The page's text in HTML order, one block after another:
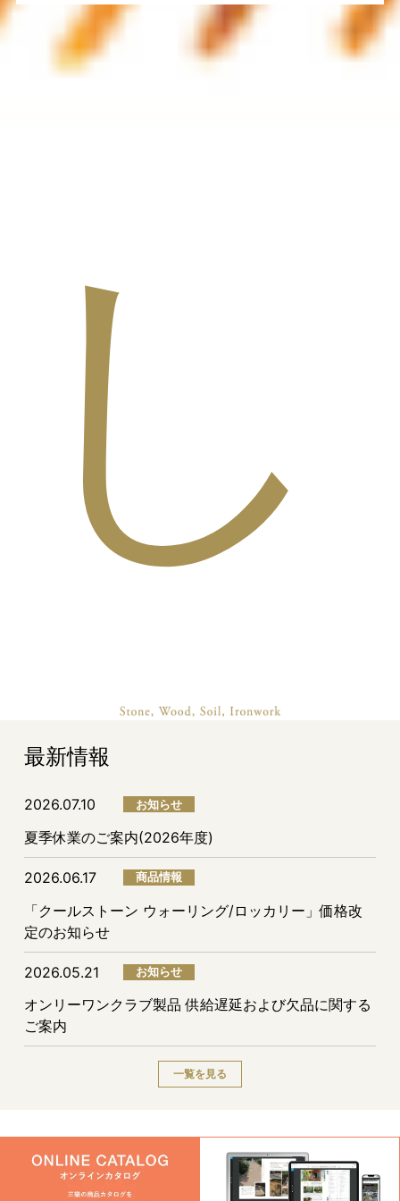
し
最新情報
2026.07.10 お知らせ
夏季休業のご案内(2026年度)
2026.06.17 商品情報
「クールストーン ウォーリング/ロッカリー」価格改
定のお知らせ
2026.05.21 お知らせ
オンリーワンクラブ製品 供給遅延および欠品に関する
ご案内
一覧を見る